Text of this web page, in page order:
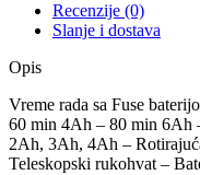
Recenzije (0)
Slanje i dostava
Opis
Vreme rada sa Fuse
60 min 4Ah – 80 min 6Ah
2Ah, 3Ah, 4Ah –
Teleskopski rukohvat –